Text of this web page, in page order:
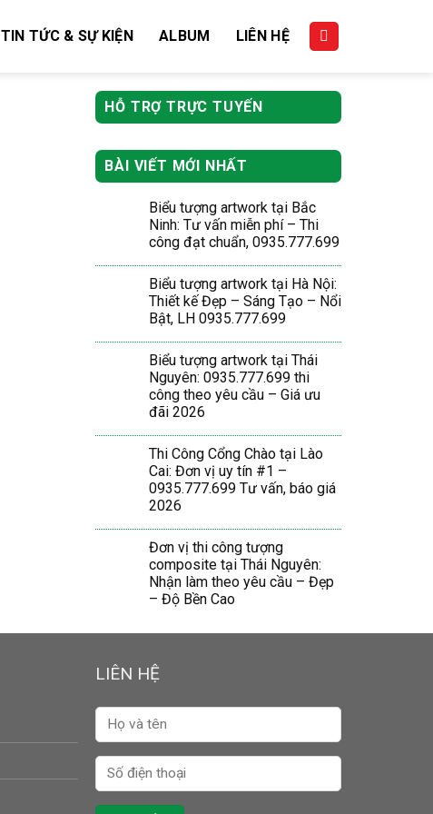
TIN TỨC & SỰ KIỆN ALBUM LIÊN HỆ
HỖ TRỢ TRỰC TUYẾN
BÀI VIẾT MỚI NHẤT
Biểu tượng artwork tại Bắc
Ninh: Tư vấn miễn phí – Thi
công đạt chuẩn, 0935.777.699
Biểu tượng artwork tại Hà Nội:
Thiết kế Đẹp – Sáng Tạo – Nổi
Bật, LH 0935.777.699
Biểu tượng artwork tại Thái
Nguyên: 0935.777.699 thi
công theo yêu cầu – Giá ưu
đãi 2026
Thi Công Cổng Chào tại Lào
Cai: Đơn vị uy tín #1 –
0935.777.699 Tư vấn, báo giá
2026
Đơn vị thi công tượng
composite tại Thái Nguyên:
Nhận làm theo yêu cầu – Đẹp
– Độ Bền Cao
LIÊN HỆ